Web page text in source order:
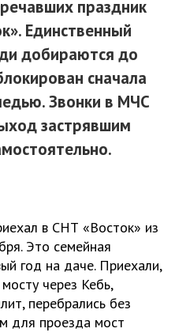
праздник
Единственный
добираются до
сначала
Звонки в МЧС
застрявшим
в СНТ «Восток» из
Это семейная
год на даче. Приехали,
через Кебь,
перебрались без
для проезда мост